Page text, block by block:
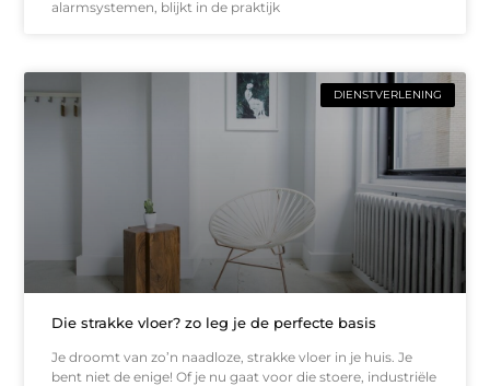
alarmsystemen, blijkt in de praktijk
DIENSTVERLENING
Die strakke vloer? zo leg je de perfecte basis
Je droomt van zo’n naadloze, strakke vloer in je huis. Je
bent niet de enige! Of je nu gaat voor die stoere, industriële